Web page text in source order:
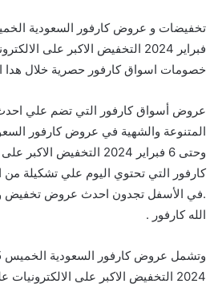
فبراير 2024 التخفيض الاكبر على
خصومات اسواق كارفور حصرية خلال هدا
عروض أسواق كارفور التي تضم علي احدث
وحتى 6 فبراير 2024 التخفيض
كارفور التي تحتوي اليوم علي تشكيلة من
.في الأسفل تجدون احدث عروض تخفيض و
الله كارفور .
2024 التخفيض الاكبر على الالكترونيات على السلع التالية :